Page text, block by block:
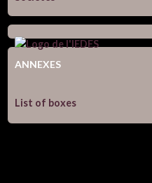
ANNEXES
List of boxes